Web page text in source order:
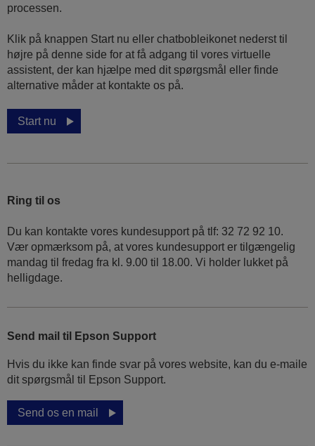
processen.
Klik på knappen Start nu eller chatbobleikonet nederst til
højre på denne side for at få adgang til vores virtuelle
assistent, der kan hjælpe med dit spørgsmål eller finde
alternative måder at kontakte os på.
Start nu
Ring til os
Du kan kontakte vores kundesupport på tlf: 32 72 92 10.
Vær opmærksom på, at vores kundesupport er tilgængelig
mandag til fredag ​​fra kl. 9.00 til 18.00. Vi holder lukket på
helligdage.
Send mail til Epson Support
Hvis du ikke kan finde svar på vores website, kan du e-maile
dit spørgsmål til Epson Support.
Send os en mail